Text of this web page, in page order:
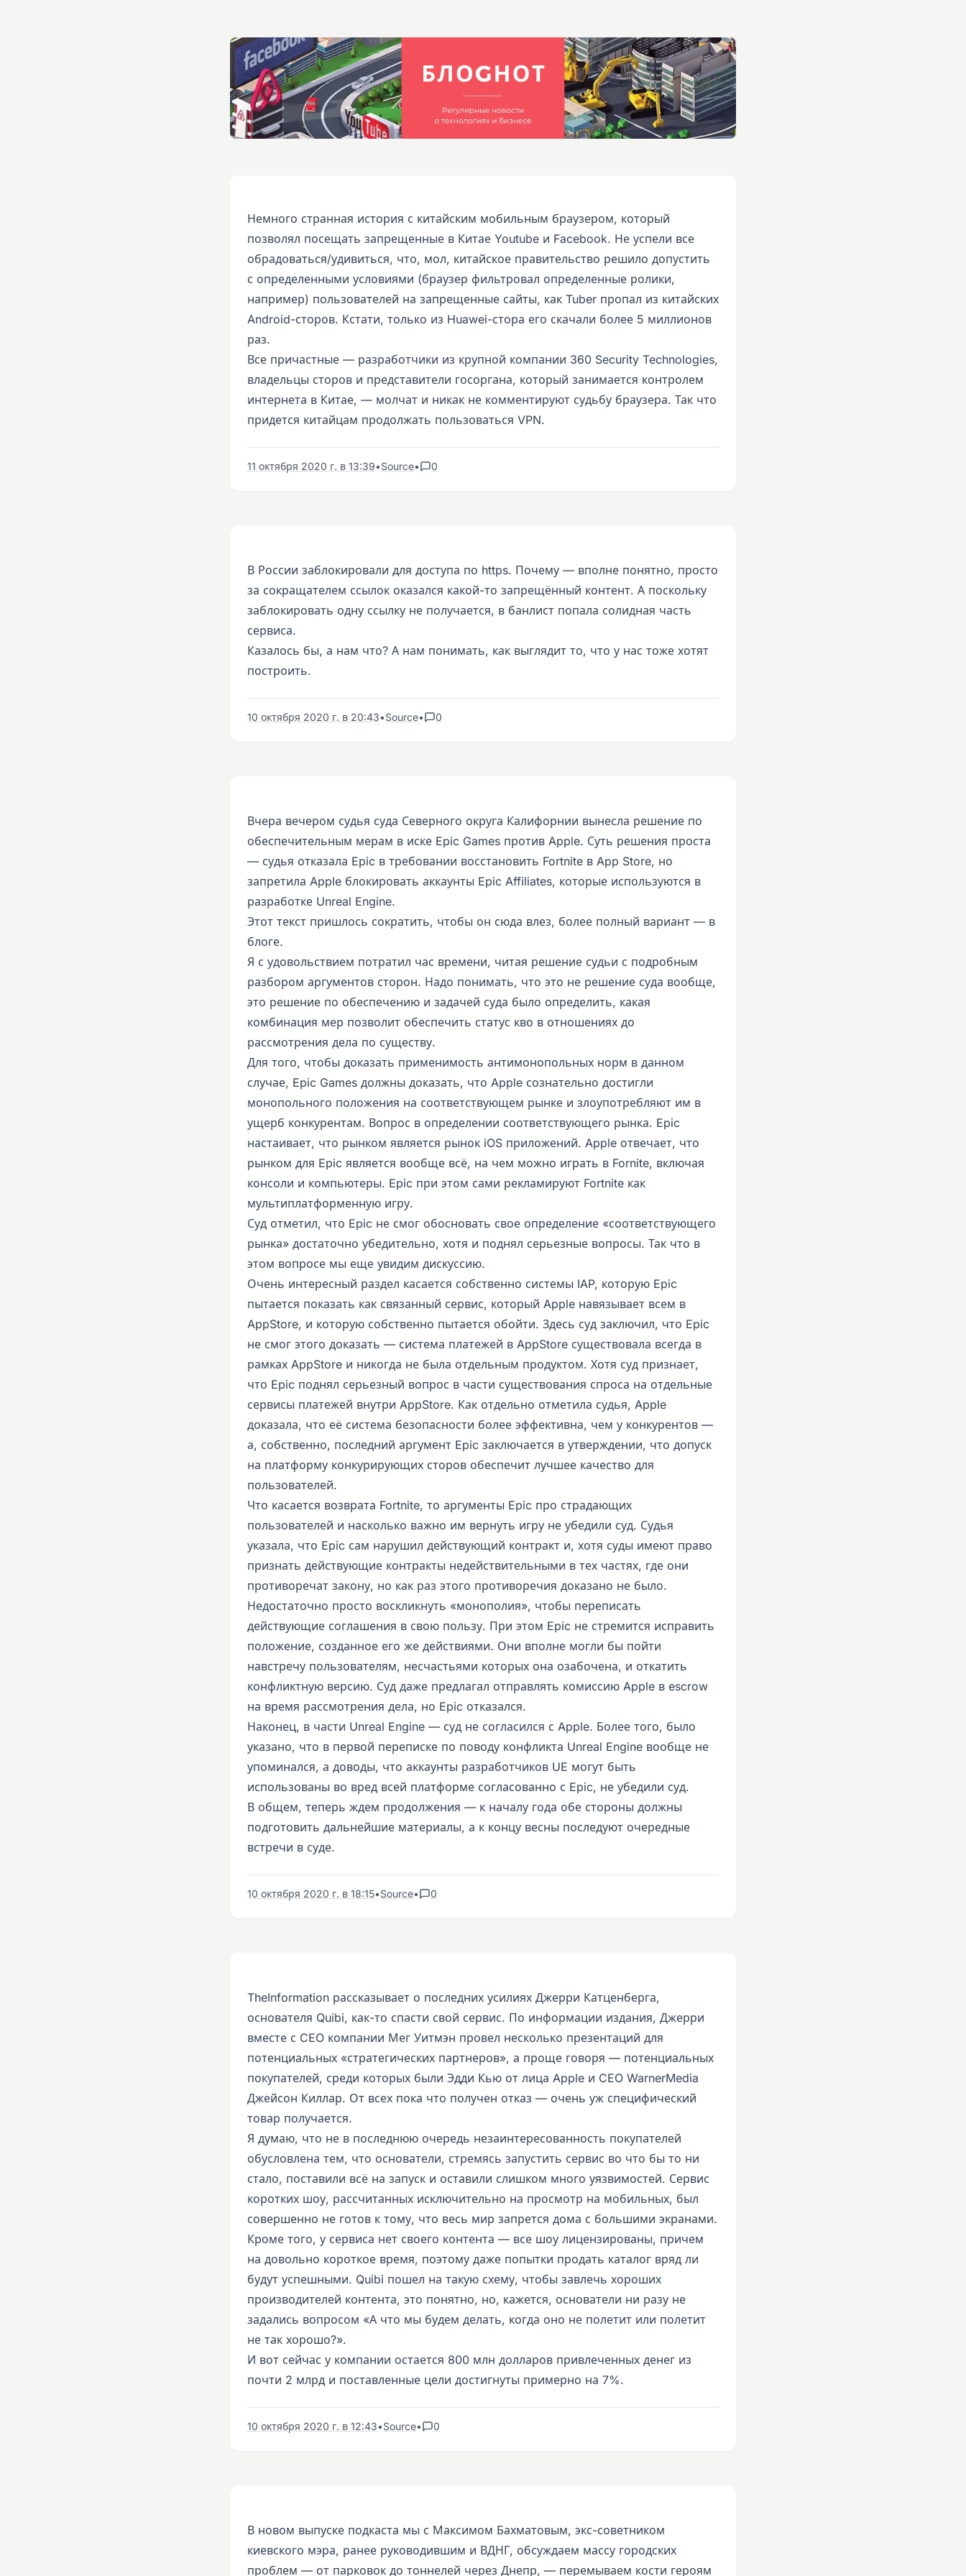
Немного странная история с китайским мобильным браузером, который
позволял посещать запрещенные в Китае Youtube и Facebook. Не успели все
обрадоваться/удивиться, что, мол, китайское правительство решило допустить
с определенными условиями (браузер фильтровал определенные ролики,
например) пользователей на запрещенные сайты, как Tuber пропал из китайских
Android-сторов. Кстати, только из Huawei-стора его скачали более 5 миллионов
раз.
Все причастные — разработчики из крупной компании 360 Security Technologies,
владельцы сторов и представители госоргана, который занимается контролем
интернета в Китае, — молчат и никак не комментируют судьбу браузера. Так что
придется китайцам продолжать пользоваться VPN.
11 октября 2020 г. в 13:39•Source• 0
В России заблокировали для доступа по https. Почему — вполне понятно, просто
за сокращателем ссылок оказался какой-то запрещённый контент. А поскольку
заблокировать одну ссылку не получается, в банлист попала солидная часть
сервиса.
Казалось бы, а нам что? А нам понимать, как выглядит то, что у нас тоже хотят
построить.
10 октября 2020 г. в 20:43•Source• 0
Вчера вечером судья суда Северного округа Калифорнии вынесла решение по
обеспечительным мерам в иске Epic Games против Apple. Суть решения проста
— судья отказала Epic в требовании восстановить Fortnite в App Store, но
запретила Apple блокировать аккаунты Epic Affiliates, которые используются в
разработке Unreal Engine.
Этот текст пришлось сократить, чтобы он сюда влез, более полный вариант — в
блоге.
Я с удовольствием потратил час времени, читая решение судьи с подробным
разбором аргументов сторон. Надо понимать, что это не решение суда вообще,
это решение по обеспечению и задачей суда было определить, какая
комбинация мер позволит обеспечить статус кво в отношениях до
рассмотрения дела по существу.
Для того, чтобы доказать применимость антимонопольных норм в данном
случае, Epic Games должны доказать, что Apple сознательно достигли
монопольного положения на соответствующем рынке и злоупотребляют им в
ущерб конкурентам. Вопрос в определении соответствующего рынка. Epic
настаивает, что рынком является рынок iOS приложений. Apple отвечает, что
рынком для Epic является вообще всё, на чем можно играть в Fornite, включая
консоли и компьютеры. Epic при этом сами рекламируют Fortnite как
мультиплатформенную игру.
Суд отметил, что Epic не смог обосновать свое определение «соответствующего
рынка» достаточно убедительно, хотя и поднял серьезные вопросы. Так что в
этом вопросе мы еще увидим дискуссию.
Очень интересный раздел касается собственно системы IAP, которую Epic
пытается показать как связанный сервис, который Apple навязывает всем в
AppStore, и которую собственно пытается обойти. Здесь суд заключил, что Epic
не смог этого доказать — система платежей в AppStore существовала всегда в
рамках AppStore и никогда не была отдельным продуктом. Хотя суд признает,
что Epic поднял серьезный вопрос в части существования спроса на отдельные
сервисы платежей внутри AppStore. Как отдельно отметила судья, Apple
доказала, что её система безопасности более эффективна, чем у конкурентов —
а, собственно, последний аргумент Epic заключается в утверждении, что допуск
на платформу конкурирующих сторов обеспечит лучшее качество для
пользователей.
Что касается возврата Fortnite, то аргументы Epic про страдающих
пользователей и насколько важно им вернуть игру не убедили суд. Судья
указала, что Epic сам нарушил действующий контракт и, хотя суды имеют право
признать действующие контракты недействительными в тех частях, где они
противоречат закону, но как раз этого противоречия доказано не было.
Недостаточно просто воскликнуть «монополия», чтобы переписать
действующие соглашения в свою пользу. При этом Epic не стремится исправить
положение, созданное его же действиями. Они вполне могли бы пойти
навстречу пользователям, несчастьями которых она озабочена, и откатить
конфликтную версию. Суд даже предлагал отправлять комиссию Apple в escrow
на время рассмотрения дела, но Epic отказался.
Наконец, в части Unreal Engine — суд не согласился с Apple. Более того, было
указано, что в первой переписке по поводу конфликта Unreal Engine вообще не
упоминался, а доводы, что аккаунты разработчиков UE могут быть
использованы во вред всей платформе согласованно с Epic, не убедили суд.
В общем, теперь ждем продолжения — к началу года обе стороны должны
подготовить дальнейшие материалы, а к концу весны последуют очередные
встречи в суде.
10 октября 2020 г. в 18:15•Source• 0
TheInformation рассказывает о последних усилиях Джерри Катценберга,
основателя Quibi, как-то спасти свой сервис. По информации издания, Джерри
вместе с CEO компании Мег Уитмэн провел несколько презентаций для
потенциальных «стратегических партнеров», а проще говоря — потенциальных
покупателей, среди которых были Эдди Кью от лица Apple и CEO WarnerMedia
Джейсон Киллар. От всех пока что получен отказ — очень уж специфический
товар получается.
Я думаю, что не в последнюю очередь незаинтересованность покупателей
обусловлена тем, что основатели, стремясь запустить сервис во что бы то ни
стало, поставили всё на запуск и оставили слишком много уязвимостей. Сервис
коротких шоу, рассчитанных исключительно на просмотр на мобильных, был
совершенно не готов к тому, что весь мир запрется дома с большими экранами.
Кроме того, у сервиса нет своего контента — все шоу лицензированы, причем
на довольно короткое время, поэтому даже попытки продать каталог вряд ли
будут успешными. Quibi пошел на такую схему, чтобы завлечь хороших
производителей контента, это понятно, но, кажется, основатели ни разу не
задались вопросом «А что мы будем делать, когда оно не полетит или полетит
не так хорошо?».
И вот сейчас у компании остается 800 млн долларов привлеченных денег из
почти 2 млрд и поставленные цели достигнуты примерно на 7%.
10 октября 2020 г. в 12:43•Source• 0
В новом выпуске подкаста мы с Максимом Бахматовым, экс-советником
киевского мэра, ранее руководившим и ВДНГ, обсуждаем массу городских
проблем — от парковок до тоннелей через Днепр, — перемываем кости героям